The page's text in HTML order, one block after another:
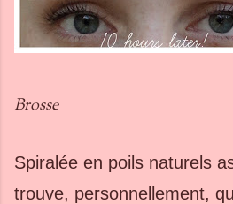
Brosse
Spiralée en poils naturels
trouve, personnellement,